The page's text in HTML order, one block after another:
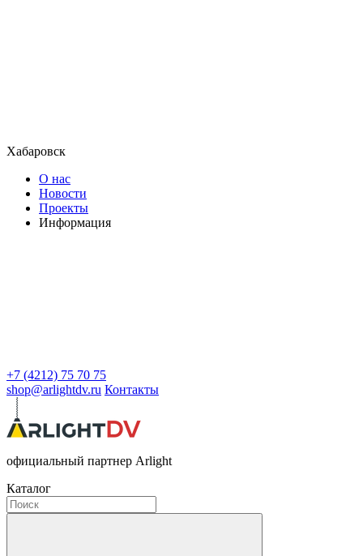
Хабаровск
О нас
Новости
Проекты
Информация
+7 (4212) 75 70 75
shop@arlightdv.ru Контакты
официальный партнер Arlight
Каталог